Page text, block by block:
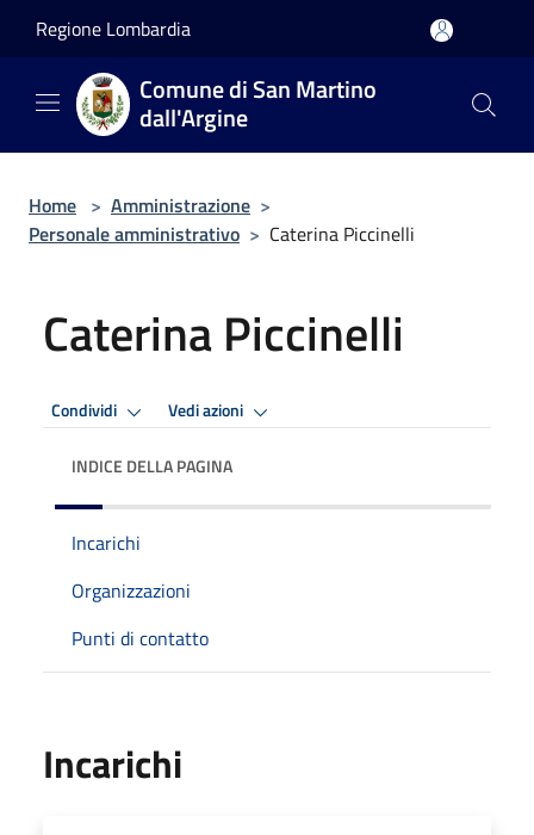
Regione Lombardia
Comune di San Martino
dall'Argine
Home > Amministrazione >
Personale amministrativo > Caterina Piccinelli
Caterina Piccinelli
Condividi Vedi azioni
INDICE DELLA PAGINA
Incarichi
Organizzazioni
Punti di contatto
Incarichi